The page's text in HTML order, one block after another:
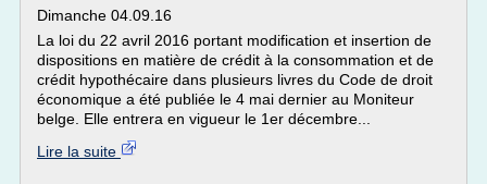
Dimanche 04.09.16
La loi du 22 avril 2016 portant modification et insertion de
dispositions en matière de crédit à la consommation et de
crédit hypothécaire dans plusieurs livres du Code de droit
économique a été publiée le 4 mai dernier au Moniteur
belge. Elle entrera en vigueur le 1er décembre...
Lire la suite